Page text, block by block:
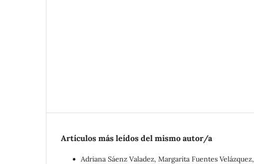
Artículos más leídos del mismo autor/a
Adriana Sáenz Valadez, Margarita Fuentes Velázquez,